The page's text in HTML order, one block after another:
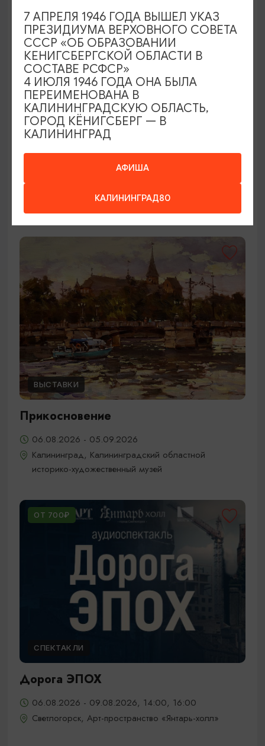
КОНЦЕРТЫ
Саундтреки на органе
Калининград, Калининградская областная
филармония им. Е.Ф. Светланова
ВЫСТАВКИ
Прикосновение
06.08.2026 - 05.09.2026
Калининград, Калининградский областной
историко-художественный музей
ОТ 700₽
СПЕКТАКЛИ
Дорога ЭПОХ
06.08.2026 - 09.08.2026, 14:00, 16:00
Светлогорск, Арт-пространство «Янтарь-холл»
АФИША
КАЛИНИНГРАД80
7 АПРЕЛЯ 1946 ГОДА ВЫШЕЛ УКАЗ
ПРЕЗИДИУМА ВЕРХОВНОГО СОВЕТА
СССР «ОБ ОБРАЗОВАНИИ
КЕНИГСБЕРГСКОЙ ОБЛАСТИ В
СОСТАВЕ РСФСР»
4 ИЮЛЯ 1946 ГОДА ОНА БЫЛА
ПЕРЕИМЕНОВАНА В
КАЛИНИНГРАДСКУЮ ОБЛАСТЬ,
ГОРОД КЁНИГСБЕРГ — В
КАЛИНИНГРАД